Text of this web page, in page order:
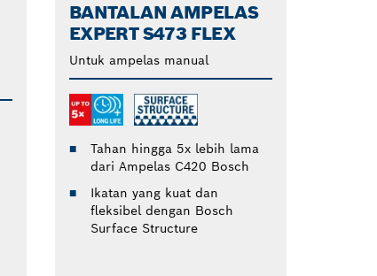
BANTALAN AMPELAS
EXPERT S473 FLEX
Untuk ampelas manual
Tahan hingga 5x lebih lama
dari Ampelas C420 Bosch
Ikatan yang kuat dan
fleksibel dengan Bosch
Surface Structure